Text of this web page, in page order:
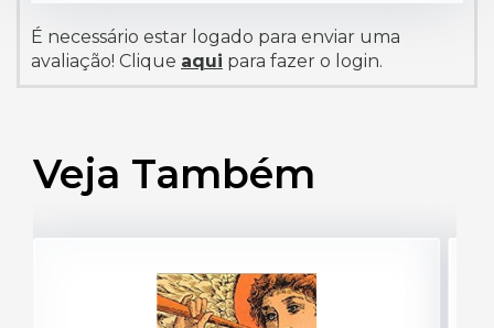
É necessário estar logado para enviar uma
avaliação! Clique aqui para fazer o login.
Veja Também